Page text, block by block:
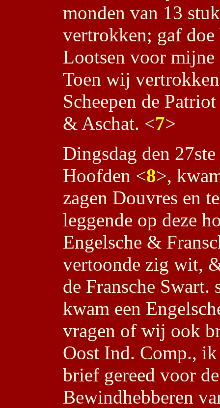
monden van 13
vertrokken; gaf doe
Lootsen voor mijne
Toen wij
Scheepen de
& Aschat. <7>
Dingsdag den
Hoofden <8>,
zagen Douvres en
leggende op deze
Engelsche &
vertoonde zig wit,
de Fransche
kwam een
vragen of wij ook
Oost Ind. Comp.,
brief gereed voor
Bewindhebberen